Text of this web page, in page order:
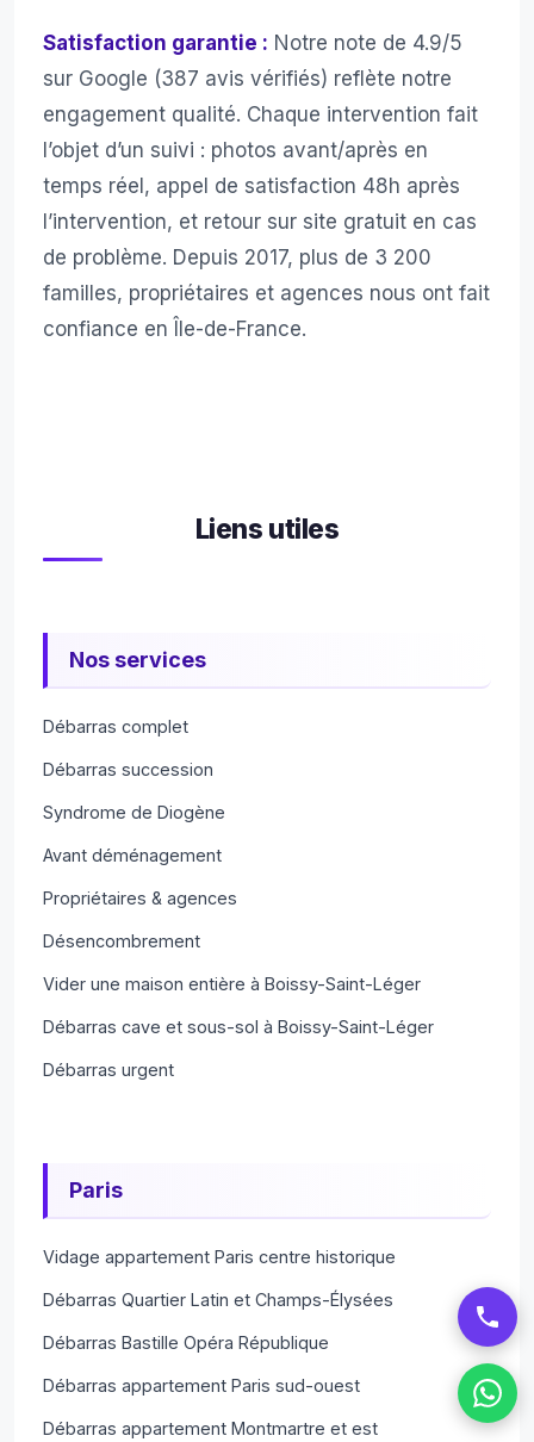
Satisfaction garantie : Notre note de 4.9/5
sur Google (387 avis vérifiés) reflète notre
engagement qualité. Chaque intervention fait
l’objet d’un suivi : photos avant/après en
temps réel, appel de satisfaction 48h après
l’intervention, et retour sur site gratuit en cas
de problème. Depuis 2017, plus de 3 200
familles, propriétaires et agences nous ont fait
confiance en Île-de-France.
Liens utiles
Nos services
Débarras complet
Débarras succession
Syndrome de Diogène
Avant déménagement
Propriétaires & agences
Désencombrement
Vider une maison entière à Boissy-Saint-Léger
Débarras cave et sous-sol à Boissy-Saint-Léger
Débarras urgent
Paris
Vidage appartement Paris centre historique
Débarras Quartier Latin et Champs-Élysées
Débarras Bastille Opéra République
Débarras appartement Paris sud-ouest
Débarras appartement Montmartre et est